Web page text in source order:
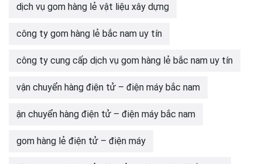
dịch vụ gom hàng lẻ vật liệu xây dựng
công ty gom hàng lẻ bắc nam uy tín
công ty cung cấp dịch vụ gom hàng lẻ bắc nam uy tín
vận chuyển hàng điện tử – điện máy bắc nam
ận chuyển hàng điện tử – điện máy bắc nam
gom hàng lẻ điện tử – điện máy